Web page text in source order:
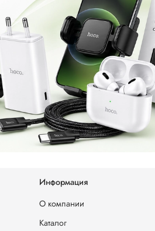
Информация
О компании
Каталог